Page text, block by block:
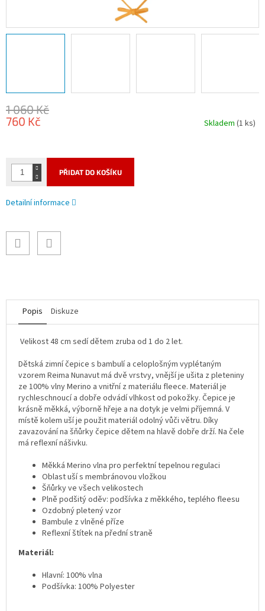
1 060 Kč
760 Kč
Skladem(1 ks)
PŘIDAT DO KOŠÍKU
Detailní informace
Popis Diskuze
Velikost 48 cm sedí dětem zruba od 1 do 2 let.
Dětská zimní čepice s bambulí a celoplošným vyplétaným
vzorem Reima Nunavut má dvě vrstvy, vnější je ušita z pleteniny
ze 100% vlny Merino a vnitřní z materiálu fleece. Materiál je
rychleschnoucí a dobře odvádí vlhkost od pokožky. Čepice je
krásně měkká, výborně hřeje a na dotyk je velmi příjemná. V
místě kolem uší je použit materiál odolný vůči větru. Díky
zavazování na šňůrky čepice dětem na hlavě dobře drží. Na čele
má reflexní nášivku.
Měkká Merino vlna pro perfektní tepelnou regulaci
Oblast uší s membránovou vložkou
Šňůrky ve všech velikostech
Plně podšitý oděv: podšívka z měkkého, teplého fleesu
Ozdobný pletený vzor
Bambule z vlněné příze
Reflexní štítek na přední straně
Materiál:
Hlavní: 100% vlna
Podšívka: 100% Polyester